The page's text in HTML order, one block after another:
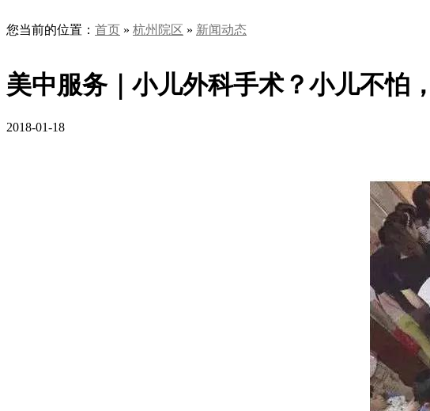
您当前的位置： 首页 » 杭州院区 » 新闻动态
美中服务｜小儿外科手术？小儿不怕
2018-01-18